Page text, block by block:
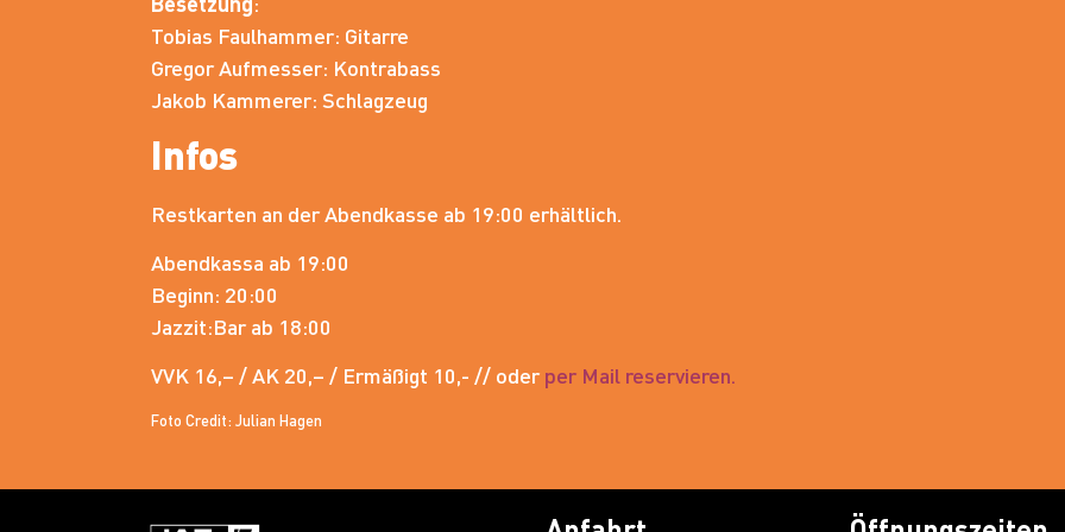
Tobias Faulhammer: Gitarre
Gregor Aufmesser: Kontrabass
Jakob Kammerer: Schlagzeug
Infos
Restkarten an der Abendkasse ab 19:00 erhältlich.
Abendkassa ab 19:00
Beginn: 20:00
Jazzit:Bar ab 18:00
VVK 16,– / AK 20,– / Ermäßigt 10,- // oder per Mail reservieren.
Foto Credit: Julian Hagen